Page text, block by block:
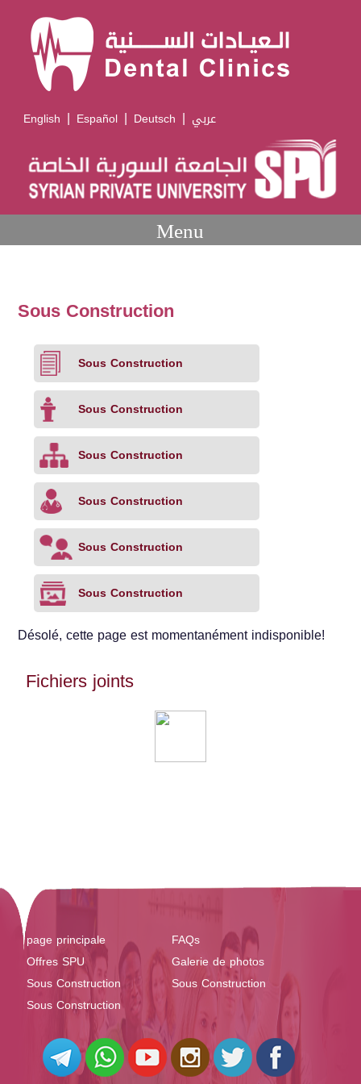
English | Español | Deutsch | عربي
Menu
Sous Construction
Sous Construction
Sous Construction
Sous Construction
Sous Construction
Sous Construction
Sous Construction
Désolé, cette page est momentanément indisponible!
Fichiers joints
page principale
FAQs
Offres SPU
Galerie de photos
Sous Construction
Sous Construction
Sous Construction